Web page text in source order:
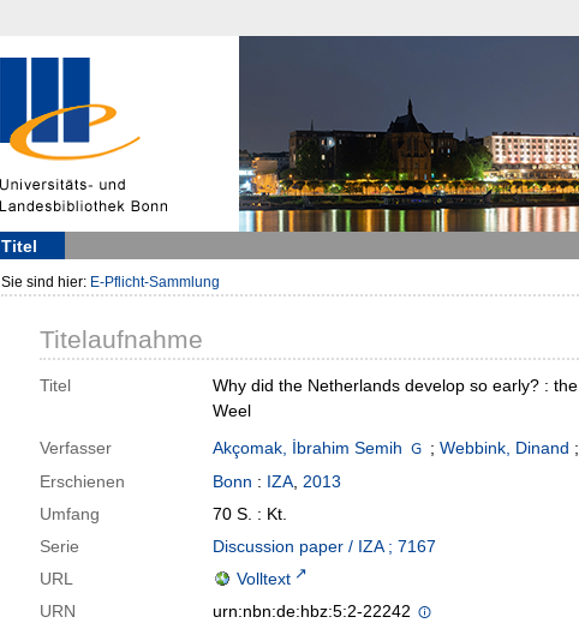
Titel
Sie sind hier: E-Pflicht-Sammlung
Titelaufnahme
Titel
Why did the Netherlands develop so early? :
Weel
Verfasser
Akçomak, İbrahim Semih ; Webbink, Dinand ;
Erschienen
Bonn : IZA, 2013
Umfang
70 S. : Kt.
Serie
Discussion paper / IZA ; 7167
URL
Volltext
URN
urn:nbn:de:hbz:5:2-22242